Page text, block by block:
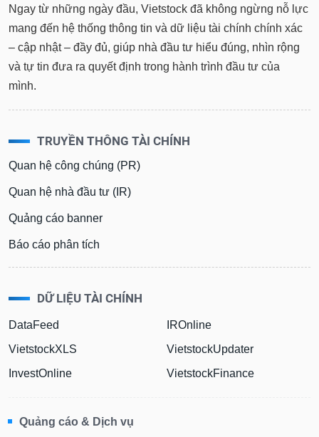
Ngay từ những ngày đầu, Vietstock đã không ngừng nỗ lực
mang đến hệ thống thông tin và dữ liệu tài chính chính xác
– cập nhật – đầy đủ, giúp nhà đầu tư hiểu đúng, nhìn rộng
và tự tin đưa ra quyết định trong hành trình đầu tư của
mình.
TRUYỀN THÔNG TÀI CHÍNH
Quan hệ công chúng (PR)
Quan hệ nhà đầu tư (IR)
Quảng cáo banner
Báo cáo phân tích
DỮ LIỆU TÀI CHÍNH
DataFeed
VietstockXLS
InvestOnline
IROnline
VietstockUpdater
VietstockFinance
Quảng cáo & Dịch vụ
Tin
tức
Bài
của
(-)
Báo
cáo
phân
tích
(-)
Dịch
vụ
(-)
tạo